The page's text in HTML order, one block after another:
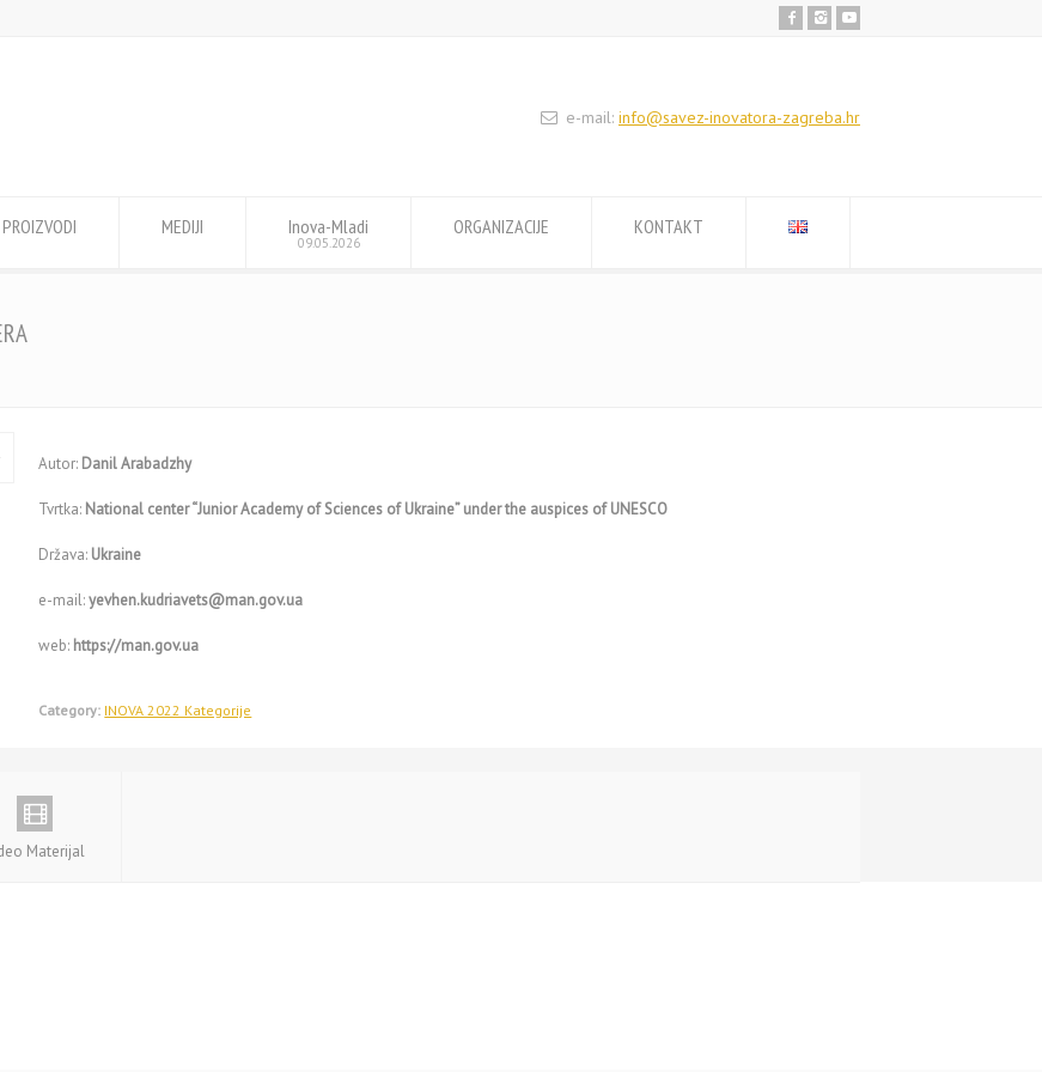
e-mail: info@savez-inovatora-zagreba.hr
PROIZVODI MEDIJI Inova-Mladi
09.05.2026
ORGANIZACIJE KONTAKT
Autor: Danil Arabadzhy
Tvrtka: National center “Junior Academy of Sciences of Ukraine” under the auspices of UNESCO
Država: Ukraine
e-mail:yevhen.kudriavets@man.gov.ua
web: https://man.gov.ua
Category: INOVA 2022 Kategorije
Materijal